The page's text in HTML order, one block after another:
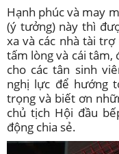
Hạnh phúc và may
(ý tưởng) này thì
xa và các nhà tài
tấm lòng và cái tâm,
cho các tân sinh
nghị lực để hướng
trọng và biết ơn
chủ tịch Hội đầu
động chia sẻ.